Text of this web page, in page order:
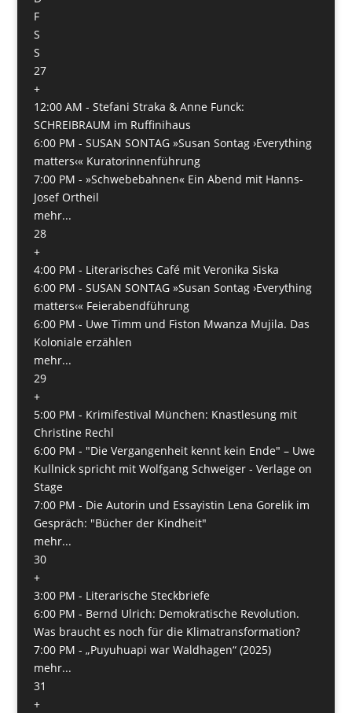
F
S
S
27
+
12:00 AM - Stefani Straka & Anne Funck:
SCHREIBRAUM im Ruffinihaus
6:00 PM - SUSAN SONTAG »Susan Sontag ›Everything
matters‹« Kuratorinnenführung
7:00 PM - »Schwebebahnen« Ein Abend mit Hanns-
Josef Ortheil
mehr...
28
+
4:00 PM - Literarisches Café mit Veronika Siska
6:00 PM - SUSAN SONTAG »Susan Sontag ›Everything
matters‹« Feierabendführung
6:00 PM - Uwe Timm und Fiston Mwanza Mujila. Das
Koloniale erzählen
mehr...
29
+
5:00 PM - Krimifestival München: Knastlesung mit
Christine Rechl
6:00 PM - "Die Vergangenheit kennt kein Ende" – Uwe
Kullnick spricht mit Wolfgang Schweiger - Verlage on
Stage
7:00 PM - Die Autorin und Essayistin Lena Gorelik im
Gespräch: "Bücher der Kindheit"
mehr...
30
+
3:00 PM - Literarische Steckbriefe
6:00 PM - Bernd Ulrich: Demokratische Revolution.
Was braucht es noch für die Klimatransformation?
7:00 PM - „Puyuhuapi war Waldhagen“ (2025)
mehr...
31
+